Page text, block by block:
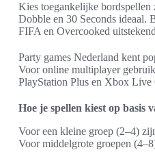
Kies toegankelijke
Dobble en 30 Seconds ideaal.
FIFA en Overcooked
Party games Nederland kent
Voor online multiplayer
PlayStation Plus en Xbox Live
Hoe je spellen kiest op basis
Voor een kleine groep (2–4)
Voor middelgrote groepen